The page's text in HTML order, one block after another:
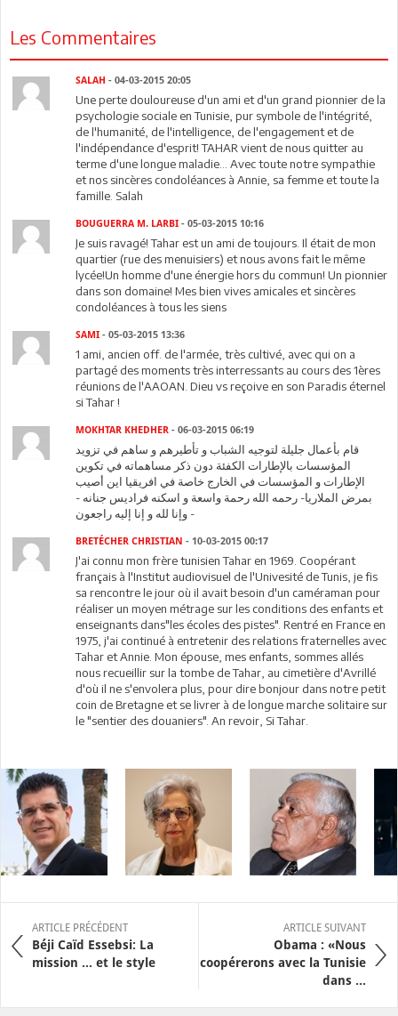
Les Commentaires
SALAH - 04-03-2015 20:05
Une perte douloureuse d'un ami et d'un grand pionnier de la
psychologie sociale en Tunisie, pur symbole de l'intégrité,
de l'humanité, de l'intelligence, de l'engagement et de
l'indépendance d'esprit! TAHAR vient de nous quitter au
terme d'une longue maladie... Avec toute notre sympathie
et nos sincères condoléances à Annie, sa femme et toute la
famille. Salah
BOUGUERRA M. LARBI - 05-03-2015 10:16
Je suis ravagé! Tahar est un ami de toujours. Il était de mon
quartier (rue des menuisiers) et nous avons fait le même
lycée!Un homme d'une énergie hors du commun! Un pionnier
dans son domaine! Mes bien vives amicales et sincères
condoléances à tous les siens
SAMI - 05-03-2015 13:36
1 ami, ancien off. de l'armée, très cultivé, avec qui on a
partagé des moments très interressants au cours des 1ères
réunions de l'AAOAN. Dieu vs reçoive en son Paradis éternel
si Tahar !
MOKHTAR KHEDHER - 06-03-2015 06:19
قام بأعمال جليلة لتوجيه الشباب و تأطيرهم و ساهم في تزويد
المؤسسات بالإطارات الكفئة دون ذكر مساهماته في تكوين
الإطارات و المؤسسات في الخارج خاصة في افريقيا اين أصيب
بمرض الملاريا- رحمه الله رحمة واسعة و اسكنه فراديس جنانه -
وإنا لله و إنا إليه راجعون -
BRETÉCHER CHRISTIAN - 10-03-2015 00:17
J'ai connu mon frère tunisien Tahar en 1969. Coopérant
français à l'Institut audiovisuel de l'Univesité de Tunis, je fis
sa rencontre le jour où il avait besoin d'un caméraman pour
réaliser un moyen métrage sur les conditions des enfants et
enseignants dans"les écoles des pistes". Rentré en France en
1975, j'ai continué à entretenir des relations fraternelles avec
Tahar et Annie. Mon épouse, mes enfants, sommes allés
nous recueillir sur la tombe de Tahar, au cimetière d'Avrillé
d'où il ne s'envolera plus, pour dire bonjour dans notre petit
coin de Bretagne et se livrer à de longue marche solitaire sur
le "sentier des douaniers". An revoir, Si Tahar.
ARTICLE PRÉCÉDENT
Béji Caïd Essebsi: La
mission ... et le style
ARTICLE SUIVANT
Obama : «Nous
coopérerons avec la Tunisie
dans ...